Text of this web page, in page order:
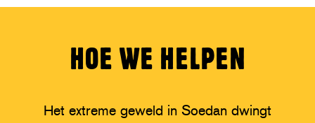
HOE WE HELPEN
Het extreme geweld in Soedan dwingt